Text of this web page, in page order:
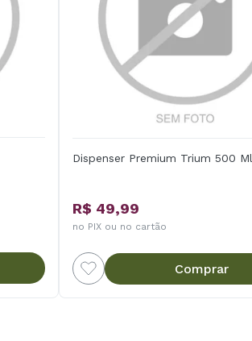
Dispenser Premium Trium 500 Ml
R$ 49,99
no PIX ou no cartão
Comprar